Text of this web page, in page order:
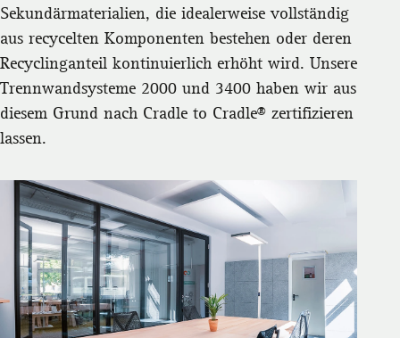
Sekundärmaterialien, die idealerweise vollständig
aus recycelten Komponenten bestehen oder deren
Recyclinganteil kontinuierlich erhöht wird. Unsere
Trennwandsysteme 2000 und 3400 haben wir aus
diesem Grund nach Cradle to Cradle® zertifizieren
lassen.